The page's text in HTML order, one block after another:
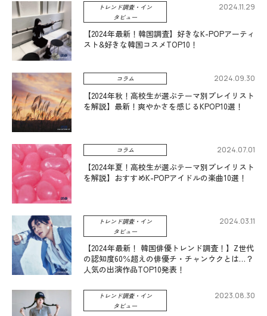
トレンド調査・イン
タビュー
2024.11.29
【2024年最新！韓国調査】好きなK-POPアーティ
スト&好きな韓国コスメTOP10！
コラム 2024.09.30
【2024年秋！高校生が選ぶテーマ別プレイリスト
を解説】最新！爽やかさを感じるKPOP10選！
コラム 2024.07.01
【2024年夏！高校生が選ぶテーマ別プレイリスト
を解説】おすすめK-POPアイドルの楽曲10選！
トレンド調査・イン
タビュー
2024.03.11
【2024年最新！ 韓国俳優トレンド調査！】Z世代
の認知度60％超えの俳優チ・チャンウクとは…？
人気の出演作品TOP10発表！
トレンド調査・イン
タビュー
2023.08.30